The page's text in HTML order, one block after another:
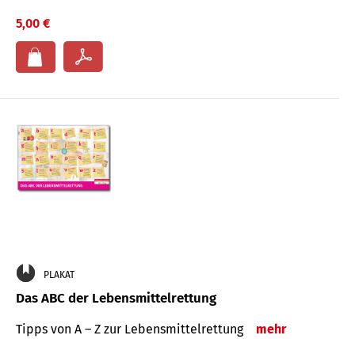
5,00 €
PLAKAT
Das ABC der Lebensmittelrettung
Tipps von A – Z zur Lebensmittelrettung mehr